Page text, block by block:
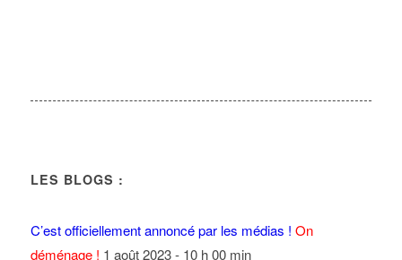
LES BLOGS :
C’est officiellement annoncé par les médias ! On
déménage ! 1 août 2023 - 10 h 00 min